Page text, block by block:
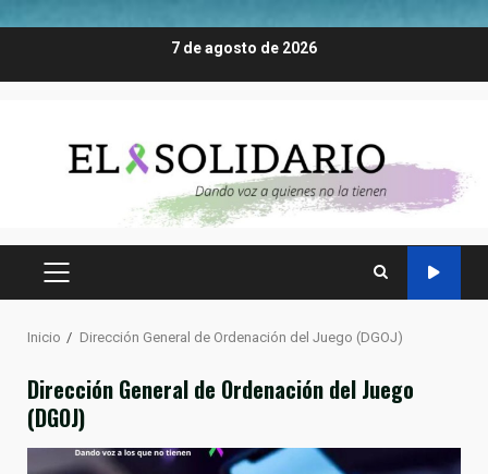
7 de agosto de 2026
MENÚ
Inicio Dirección General de Ordenación del Juego (DGOJ)
Dirección General de Ordenación del Juego
(DGOJ)